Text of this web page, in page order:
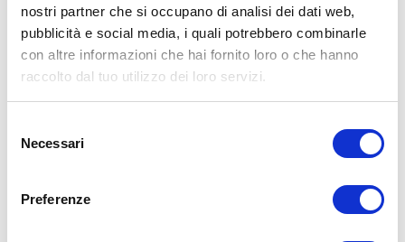
nostri partner che si occupano di analisi dei dati web,
pubblicità e social media, i quali potrebbero combinarle
con altre informazioni che hai fornito loro o che hanno
raccolto dal tuo utilizzo dei loro servizi.
delNecessari
Preferenze
Dimagrimento
cellulitecircolazionemassaggiotesmed